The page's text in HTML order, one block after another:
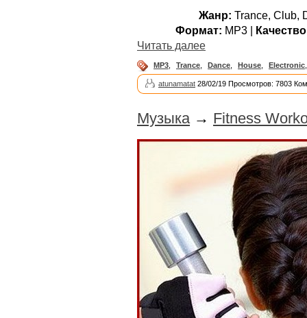
Жанр: Trance, Club,
Формат: MP3 |
Читать далее
MP3 Trance Dance House Electronic
atunamatat 28/02/19 Просмотров: 7803
Музыка→ Fitness